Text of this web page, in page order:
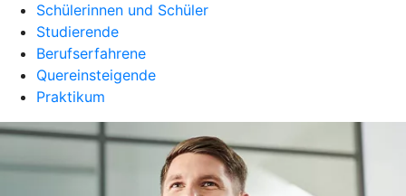
Schülerinnen und Schüler
Studierende
Berufserfahrene
Quereinsteigende
Praktikum